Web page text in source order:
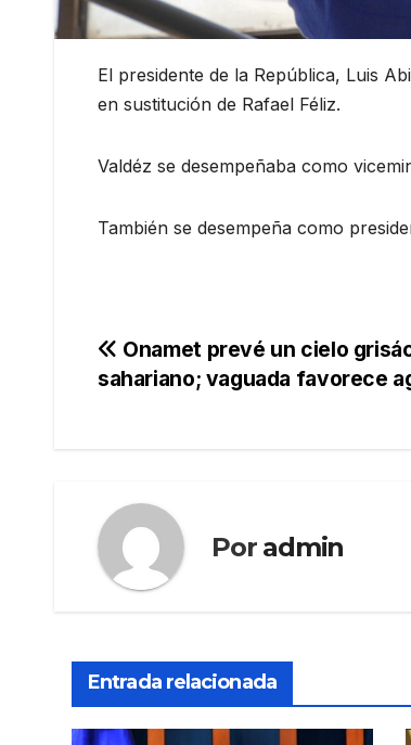
El presidente de la República, Luis
en sustitución de Rafael Féliz.
Valdéz se desempeñaba como
También se desempeña como
Navegación
Onamet prevé un cielo
sahariano; vaguada favorece
Por admin
Entrada relacionada